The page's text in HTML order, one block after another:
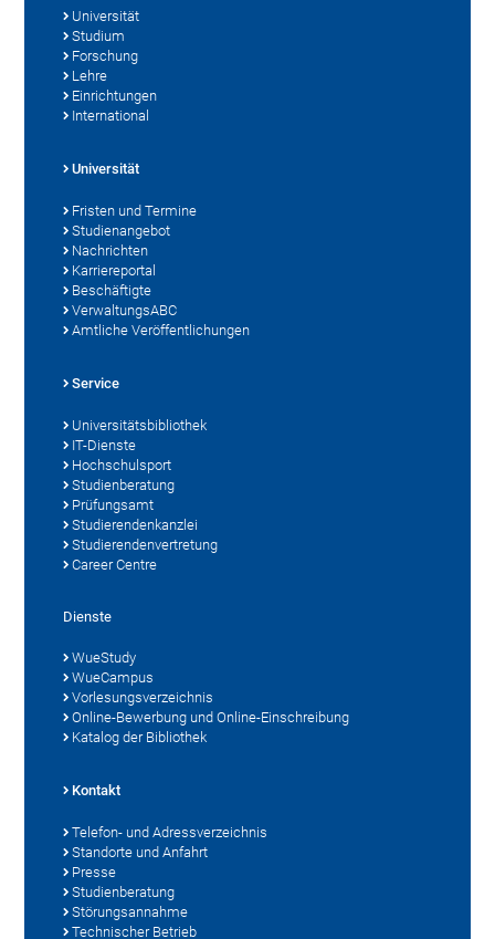
Universität
Studium
Forschung
Lehre
Einrichtungen
International
Universität
Fristen und Termine
Studienangebot
Nachrichten
Karriereportal
Beschäftigte
VerwaltungsABC
Amtliche Veröffentlichungen
Service
Universitätsbibliothek
IT-Dienste
Hochschulsport
Studienberatung
Prüfungsamt
Studierendenkanzlei
Studierendenvertretung
Career Centre
Dienste
WueStudy
WueCampus
Vorlesungsverzeichnis
Online-Bewerbung und Online-Einschreibung
Katalog der Bibliothek
Kontakt
Telefon- und Adressverzeichnis
Standorte und Anfahrt
Presse
Studienberatung
Störungsannahme
Technischer Betrieb